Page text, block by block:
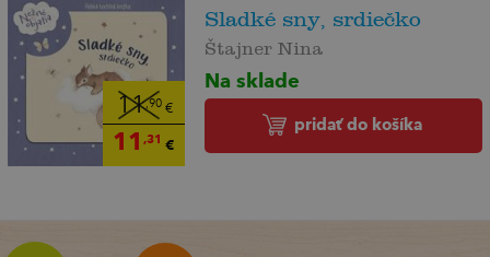
11,90€
11 ,31 €
Sladké sny, srdiečko
Štajner Nina
Na sklade
pridať do košíka